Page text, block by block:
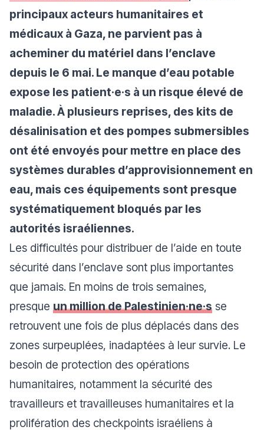
principaux acteurs humanitaires et
médicaux à Gaza, ne parvient pas à
acheminer du matériel dans l’enclave
depuis le 6 mai. Le manque d’eau potable
expose les patient·e·s à un risque élevé de
maladie. À plusieurs reprises, des kits de
désalinisation et des pompes submersibles
ont été envoyés pour mettre en place des
systèmes durables d’approvisionnement en
eau, mais ces équipements sont presque
systématiquement bloqués par les
autorités israéliennes.
Les difficultés pour distribuer de l’aide en toute
sécurité dans l’enclave sont plus importantes
que jamais. En moins de trois semaines,
presque un million de Palestinien·ne·s se
retrouvent une fois de plus déplacés dans des
zones surpeuplées, inadaptées à leur survie. Le
besoin de protection des opérations
humanitaires, notamment la sécurité des
travailleurs et travailleuses humanitaires et la
prolifération des checkpoints israéliens à